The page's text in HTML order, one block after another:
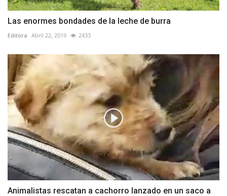
Las enormes bondades de la leche de burra
Editora Abril 22, 2019 2433
Animalistas rescatan a cachorro lanzado en un saco a